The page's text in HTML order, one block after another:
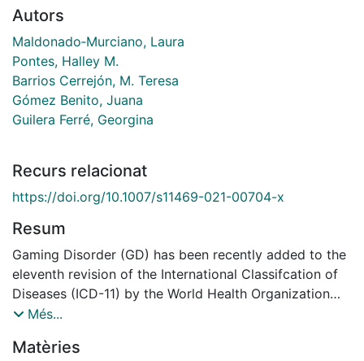
Autors
Maldonado‑Murciano, Laura
Pontes, Halley M.
Barrios Cerrejón, M. Teresa
Gómez Benito, Juana
Guilera Ferré, Georgina
Recurs relacionat
https://doi.org/10.1007/s11469-021-00704-x
Resum
Gaming Disorder (GD) has been recently added to the
eleventh revision of the International Classifcation of
Diseases (ICD-11) by the World Health Organization
(WHO), as such, psychometrically sound psychological
objective of this study was to investigate the
Més...
Matèries